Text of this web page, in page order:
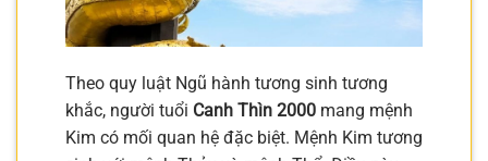
Theo quy luật Ngũ hành tương sinh tương
khắc, người tuổi Canh Thìn 2000 mang mệnh
Kim có mối quan hệ đặc biệt. Mệnh Kim tương